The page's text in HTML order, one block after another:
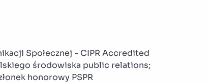
Społecznej - CIPR Accredited
środowiska public relations;
honorowy PSPR